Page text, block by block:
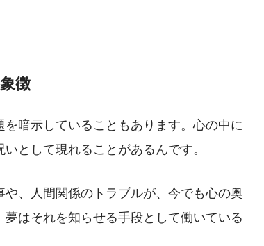
徴
暗示していることもあります。心の中に
として現れることがあるんです。
、人間関係のトラブルが、今でも心の奥
はそれを知らせる手段として働いている